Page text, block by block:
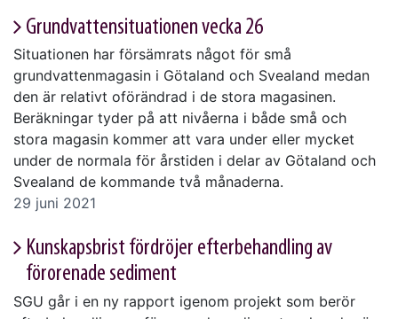
Grundvattensituationen vecka 26
Situationen har försämrats något för små
grundvattenmagasin i Götaland och Svealand medan
den är relativt oförändrad i de stora magasinen.
Beräkningar tyder på att nivåerna i både små och
stora magasin kommer att vara under eller mycket
under de normala för årstiden i delar av Götaland och
Svealand de kommande två månaderna.
29 juni 2021
Kunskapsbrist fördröjer efterbehandling av
förorenade sediment
SGU går i en ny rapport igenom projekt som berör